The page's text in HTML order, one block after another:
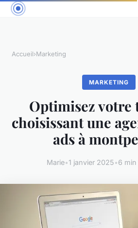
Accueil›Marketing
MARKETING
Optimisez votre
choisissant une
ads à
Marie•1 janvier 2025•6